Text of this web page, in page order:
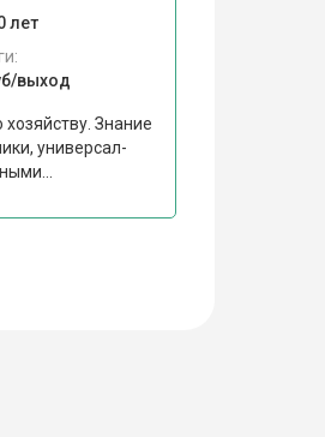
лет
выход
Знание
универсал-